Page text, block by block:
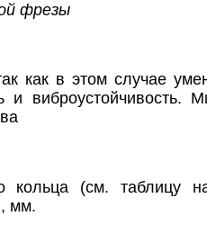
фрезы
как в этом случае
и виброустойчивость.
кольца (см. таблицу
мм.